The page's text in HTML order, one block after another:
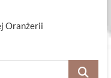
Oranżerii
Szukaj